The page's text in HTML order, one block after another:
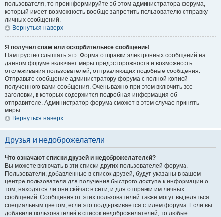
пользователя, то проинформируйте об этом администратора форума,
который имеет возможность вообще запретить пользователю отправку
личных сообщений.
Вернуться наверх
Я получил спам или оскорбительное сообщение!
Нам грустно слышать это. Форма отправки электронных сообщений на
данном форуме включает меры предосторожности и возможность
отслеживания пользователей, отправляющих подобные сообщения.
Отправьте сообщение администратору форума с полной копией
полученного вами сообщения. Очень важно при этом включить все
заголовки, в которых содержится подробная информация об
отправителе. Администратор форума сможет в этом случае принять
меры.
Вернуться наверх
Друзья и недоброжелатели
Что означают списки друзей и недоброжелателей?
Вы можете включать в эти списки других пользователей форума.
Пользователи, добавленные в список друзей, будут указаны в вашем
центре пользователя для получения быстрого доступа к информации о
том, находятся ли они сейчас в сети, и для отправки им личных
сообщений. Сообщения от этих пользователей также могут выделяться
специальным цветом, если это поддерживается стилем форума. Если вы
добавили пользователей в список недоброжелателей, то любые